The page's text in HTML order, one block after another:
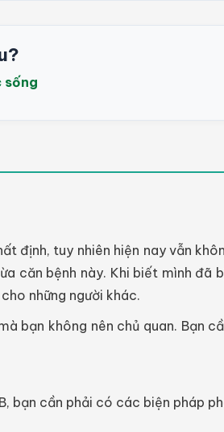
sống
định, tuy nhiên hiện nay vẫn
căn bệnh này. Khi biết mình đã
những người khác.
bạn không nên chủ quan. Bạn
bạn cần phải có các biện pháp